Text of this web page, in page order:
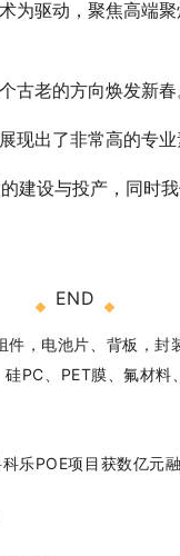
为驱动，聚焦高端
古老的方向焕发新春
出了非常高的专
建设与投产，同时
END
，电池片、背板，
PC、PET膜、氟材